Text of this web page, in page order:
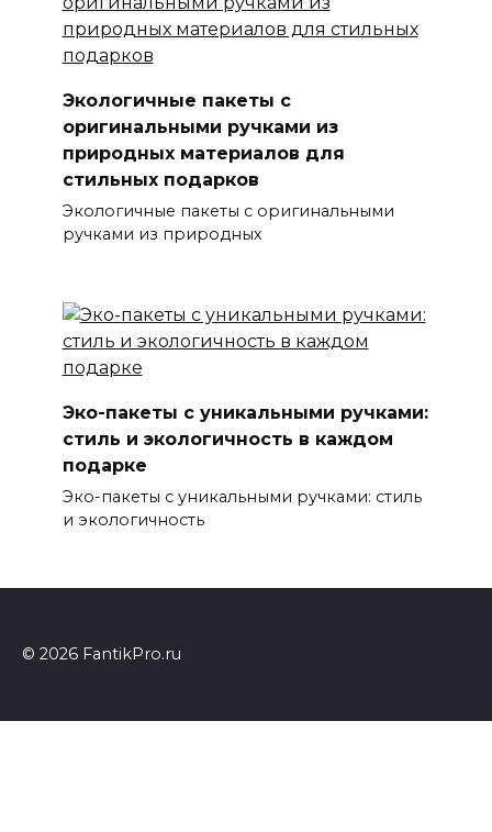
Экологичные пакеты с
оригинальными ручками из
природных материалов для
стильных подарков
Экологичные пакеты с оригинальными
ручками из природных
Эко-пакеты с уникальными ручками:
стиль и экологичность в каждом
подарке
Эко-пакеты с уникальными ручками: стиль
и экологичность
© 2026 FantikPro.ru